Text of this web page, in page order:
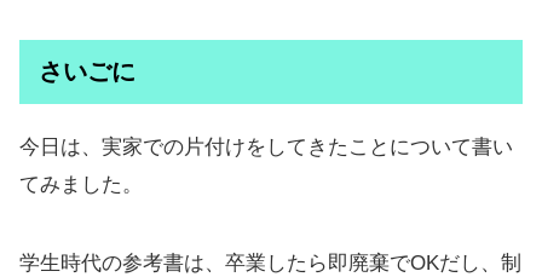
さいごに
今日は、実家での片付けをしてきたことについて書い
てみました。
学生時代の参考書は、卒業したら即廃棄でOKだし、制